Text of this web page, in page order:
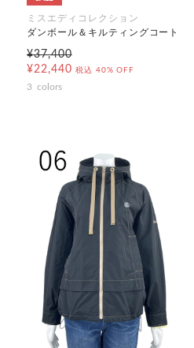
ミスエディコレクション
ダンボール＆キルティングコート
¥37,400
¥22,440 税込 40% OFF
3 colors